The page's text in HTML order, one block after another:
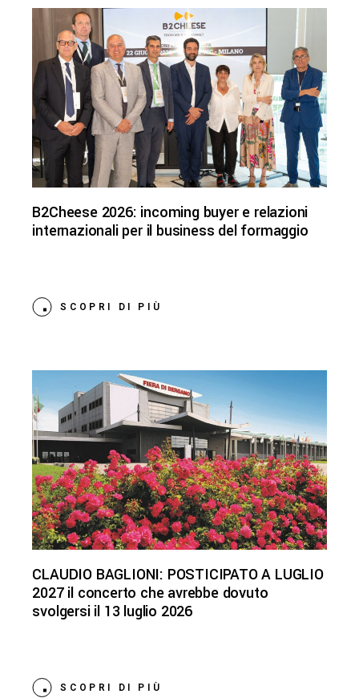
B2Cheese 2026: incoming buyer e relazioni
internazionali per il business del formaggio
SCOPRI DI PIÙ
CLAUDIO BAGLIONI: POSTICIPATO A LUGLIO
2027 il concerto che avrebbe dovuto
svolgersi il 13 luglio 2026
SCOPRI DI PIÙ